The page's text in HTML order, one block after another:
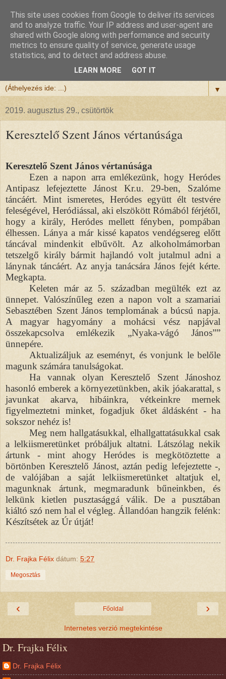
Félix atya
Szeretettel köszöntöm a honlapomra ellátogatót.
▼
2019. augusztus 29., csütörtök
Keresztelő Szent János vértanúsága
Keresztelő Szent János vértanúsága
Ezen a napon arra emlékezünk, hogy Heródes
Antipasz lefejeztette Jánost Kr.u. 29-ben, Szalóme
táncáért. Mint ismeretes, Heródes együtt élt testvére
feleségével, Heródiással, aki elszökött Rómából férjétől,
hogy a király, Heródes mellett fényben, pompában
élhessen. Lánya a már kissé kapatos vendégsereg előtt
táncával mindenkit elbűvölt. Az alkoholmámorban
tetszelgő király bármit hajlandó volt jutalmul adni a
lánynak táncáért. Az anyja tanácsára János fejét kérte.
Megkapta.
Keleten már az 5. században megülték ezt az
ünnepet. Valószínűleg ezen a napon volt a szamariai
Sebasztében Szent János templomának a búcsú napja.
A magyar hagyomány a mohácsi vész napjával
összekapcsolva emlékezik „Nyaka-vágó János””
ünnepére.
Aktualizáljuk az eseményt, és vonjunk le belőle
magunk számára tanulságokat.
Ha vannak olyan Keresztelő Szent Jánoshoz
hasonló emberek a környezetünkben, akik jóakarattal, s
javunkat akarva, hibáinkra, vétkeinkre mernek
figyelmeztetni minket, fogadjuk őket áldásként - ha
sokszor nehéz is!
Meg nem hallgatásukkal, elhallgattatásukkal csak
a lelkiismeretünket próbáljuk altatni. Látszólag nekik
ártunk - mint ahogy Heródes is megkötöztette a
börtönben Keresztelő Jánost, aztán pedig lefejeztette -,
de valójában a saját lelkiismeretünket altatjuk el,
magunknak ártunk, megmaradunk bűneinkben, és
lelkünk kietlen pusztasággá válik. De a pusztában
kiáltó szó nem hal el végleg. Állandóan hangzik felénk:
Készítsétek az Úr útját!
Dr. Frajka Félix dátum: 5:27
Megosztás
‹ ›
Főoldal
Internetes verzió megtekintése
Dr. Frajka Félix
Dr. Frajka Félix
This site uses cookies from Google to deliver its services
and to analyze traffic. Your IP address and user-agent are
shared with Google along with performance and security
metrics to ensure quality of service, generate usage
statistics, and to detect and address abuse.
LEARN MORE GOT IT